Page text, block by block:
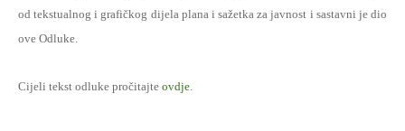
od tekstualnog i grafičkog dijela plana i sažetka za javnost i sastavni je dio
ove Odluke.
Cijeli tekst odluke pročitajte ovdje.